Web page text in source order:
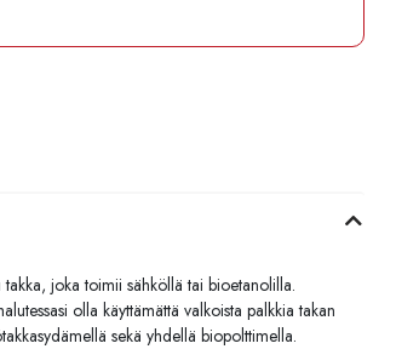
joka toimii sähköllä tai bioetanolilla.
olla käyttämättä valkoista palkkia takan
sekä yhdellä biopolttimella.